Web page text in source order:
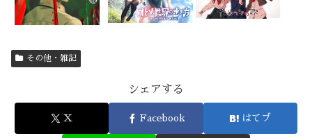
その他・雑記
シェアする
X Facebook はてブ